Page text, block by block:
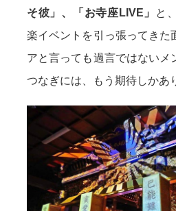
そ彼」、「お寺座LIVE」
と
楽イベントを引っ張ってきた
アと言っても過言ではないメ
つなぎには、もう期待しかあ